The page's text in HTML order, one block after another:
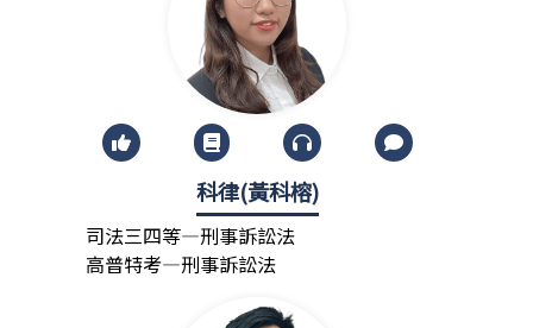
科律(黃科榕)
司法三四等—刑事訴訟法
高普特考—刑事訴訟法